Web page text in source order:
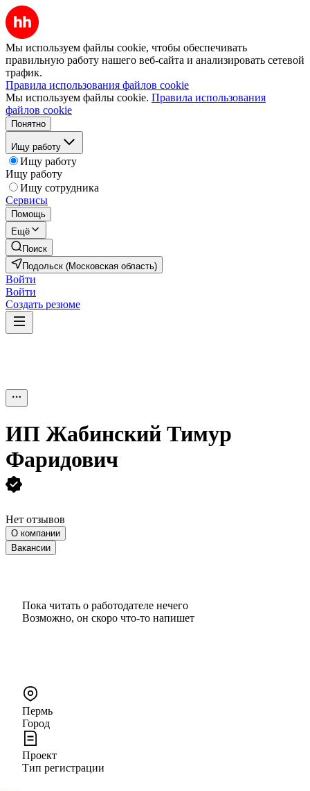
Мы используем файлы cookie, чтобы обеспечивать
правильную работу нашего веб-сайта и анализировать сетевой
трафик.
Правила использования файлов cookie
Мы используем файлы cookie. Правила использования
файлов cookie
Понятно
Ищу работу
Ищу работу
Ищу работу
Ищу сотрудника
Сервисы
Помощь
Ещё
Поиск
Подольск (Московская область)
Войти
Войти
Создать резюме
ИП Жабинский Тимур
Фаридович
Нет отзывов
О компании
Вакансии
Пока читать о работодателе нечего
Возможно, он скоро что‑то напишет
Пермь
Город
Проект
Тип регистрации